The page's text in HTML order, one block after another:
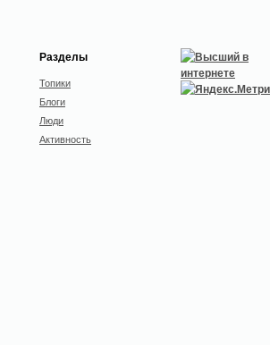
Разделы
Топики
Блоги
Люди
Активность